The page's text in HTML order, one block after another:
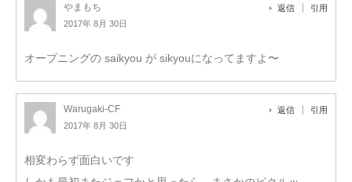
やまもち
2017年 8月 30日
返信 引用
オープニングの saikyou が sikyouになってますよ〜
Warugaki-CF
2017年 8月 30日
返信 引用
相変わらず面白いです